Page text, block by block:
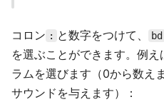
コロン : と数字をつけて、 bd
を選ぶことができます。例
ラムを選びます（0から数え
サウンドを与えます）：